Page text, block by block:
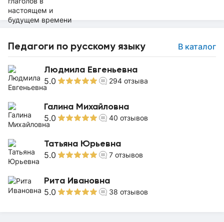
Педагоги по русскому языку В каталог
Людмила Евгеньевна
5.0 294 отзыва
Галина Михайловна
5.0 40 отзывов
Татьяна Юрьевна
5.0 7 отзывов
Рита Ивановна
5.0 38 отзывов